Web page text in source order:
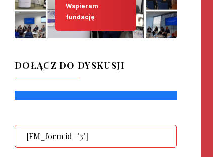
Wspieram
fundację
DOŁĄCZ DO DYSKUSJI
[FM_form id="3"]